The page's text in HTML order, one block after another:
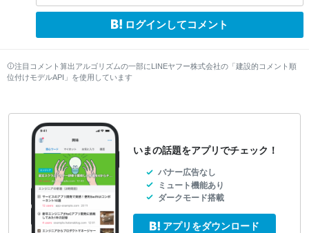
ログインしてコメント
注目コメント算出アルゴリズムの一部にLINEヤフー株式会社の「建設的コメント順
位付けモデルAPI」を使用しています
いまの話題をアプリでチェック！
バナー広告なし
ミュート機能あり
ダークモード搭載
アプリをダウンロード